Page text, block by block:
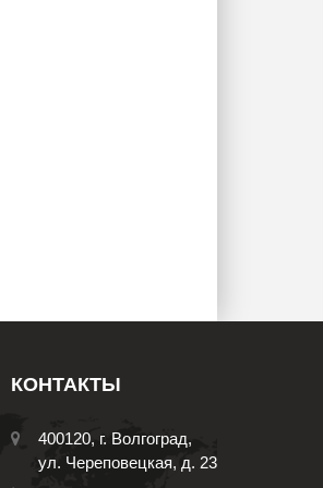
КОНТАКТЫ
400120, г. Волгоград,
ул. Череповецкая, д. 23